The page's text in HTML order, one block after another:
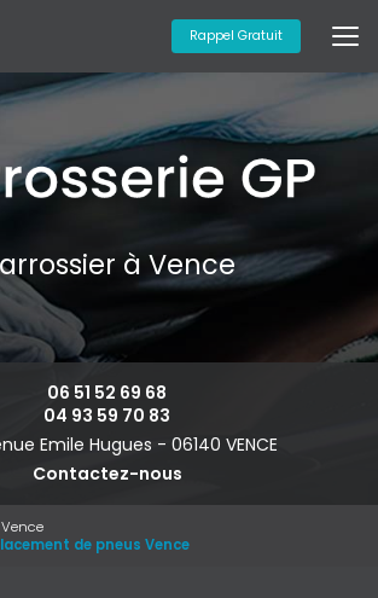
Rappel Gratuit
à Vence
06 51 52 69 68
04 93 59 70 83
Emile Hugues -06140 VENCE
Contactez-nous
Vence
de pneus Vence